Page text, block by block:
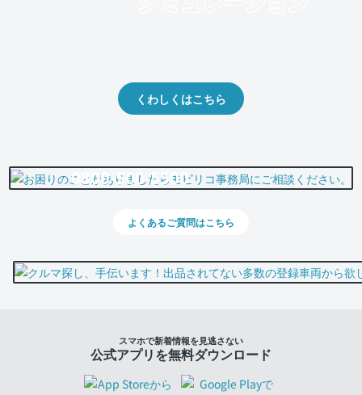
くわしくはこちら
0800-500-5500
よくあるご質問はこちら
スマホで新着情報を見逃さない
公式アプリを無料ダウンロード